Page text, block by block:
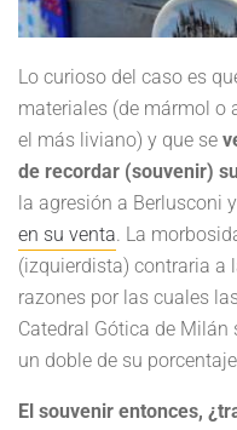
Lo curioso del caso es
materiales (de mármol o
el más liviano) y que se
de recordar (souvenir)
la agresión a Berlusconi
en su venta. La
(izquierdista) contraria a
razones por las cuales
Catedral Gótica de
un doble de su
El souvenir entonces,